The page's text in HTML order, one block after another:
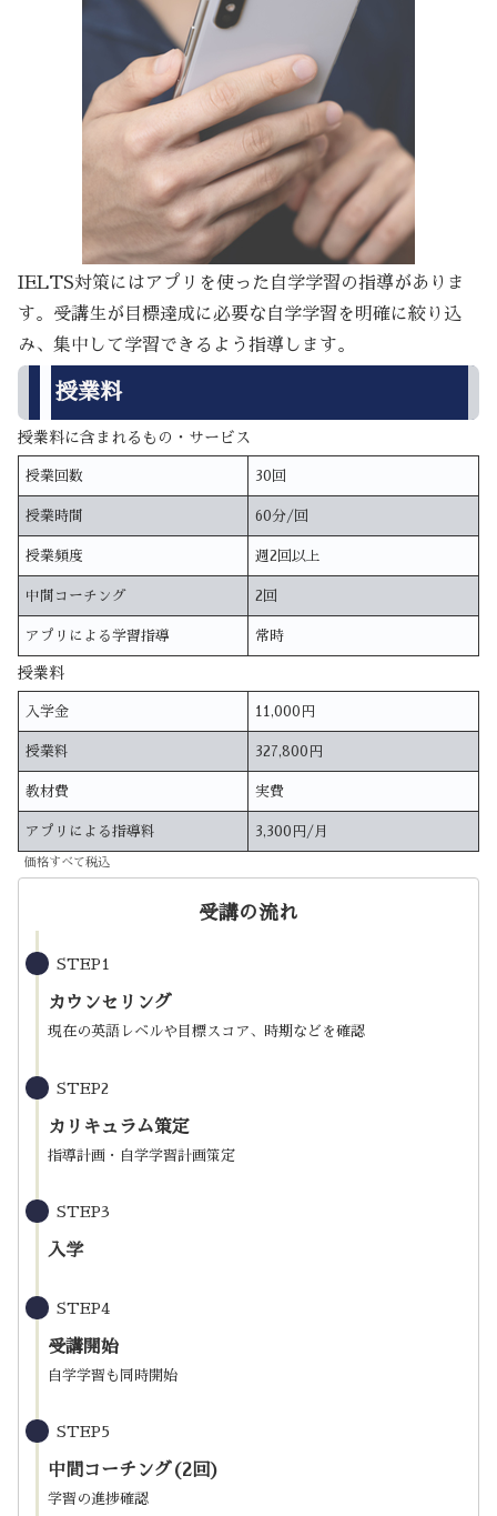
IELTS対策にはアプリを使った自学学習の指導がありま
す。受講生が目標達成に必要な自学学習を明確に絞り込
み、集中して学習できるよう指導します。
授業料
授業料に含まれるもの・サービス
授業回数 30回
授業時間 60分/回
授業頻度 週2回以上
中間コーチング 2回
アプリによる学習指導 常時
授業料
入学金 11,000円
授業料 327,800円
教材費 実費
アプリによる指導料 3,300円/月
価格すべて税込
受講の流れ
STEP1
カウンセリング
現在の英語レベルや目標スコア、時期などを確認
STEP2
カリキュラム策定
指導計画・自学学習計画策定
STEP3
入学
STEP4
受講開始
自学学習も同時開始
STEP5
中間コーチング(2回)
学習の進捗確認